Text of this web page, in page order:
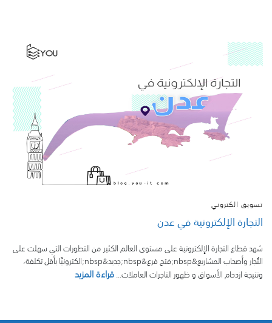
تسويق الكتروني
التجارة الإلكترونية في عدن
شهد قطاع التجارة الإلكترونية على مستوى العالم الكثير من التطورات التي سهلت على
التُجار وأصحاب المشاريع&nbsp;فتح فرع&nbsp;جديد&nbsp;الكترونيًا بأقل تكلفة،
ونتيجة ازدحام الأسواق و ظهور التاجرات العاملات...قراءة المزيد